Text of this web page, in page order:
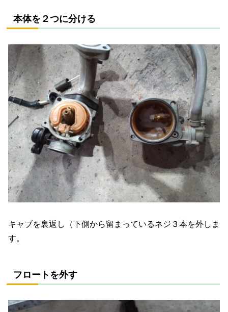
本体を２つに分ける
キャブを裏返し（下側から留まっているネジ３本を外しま
す。
フロートを外す